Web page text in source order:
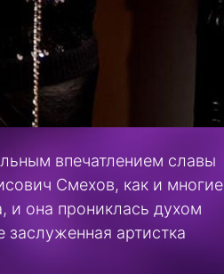
впечатлением славы
Смехов, как и многие
и она прониклась духом
заслуженная артистка